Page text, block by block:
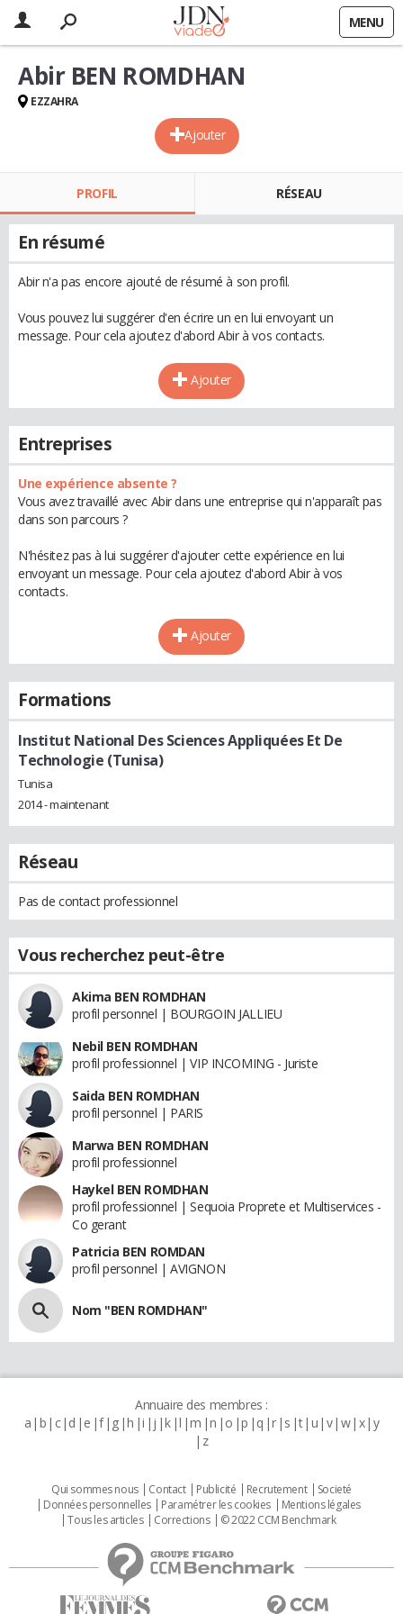
MENU
Ajouter
Abir BEN ROMDHAN
EZZAHRA
PROFIL RÉSEAU
En résumé
Abir n'a pas encore ajouté de résumé à son profil.
Vous pouvez lui suggérer d'en écrire un en lui envoyant un
message. Pour cela ajoutez d'abord Abir à vos contacts.
Ajouter
Entreprises
Une expérience absente ?
Vous avez travaillé avec Abir dans une entreprise qui n'apparaît pas
dans son parcours ?
N'hésitez pas à lui suggérer d'ajouter cette expérience en lui
envoyant un message. Pour cela ajoutez d'abord Abir à vos
contacts.
Ajouter
Formations
Institut National Des Sciences Appliquées Et De
Technologie (Tunisa)
Tunisa
2014 - maintenant
Réseau
Pas de contact professionnel
Vous recherchez peut-être
Akima BEN ROMDHAN
profil personnel | BOURGOIN JALLIEU
Nebil BEN ROMDHAN
profil professionnel | VIP INCOMING - Juriste
Saida BEN ROMDHAN
profil personnel | PARIS
Marwa BEN ROMDHAN
profil professionnel
Haykel BEN ROMDHAN
profil professionnel | Sequoia Proprete et Multiservices -
Co gerant
Patricia BEN ROMDAN
profil personnel | AVIGNON
Nom "BEN ROMDHAN"
Annuaire des membres :
a b c d e f g h i j k l m n o p q r s t u v w x y
z
Qui sommes nous Contact Publicité Recrutement
Societé
Données personnelles
Paramétrer les cookies
Mentions légales
Tous les articles
Corrections © 2022 CCM Benchmark